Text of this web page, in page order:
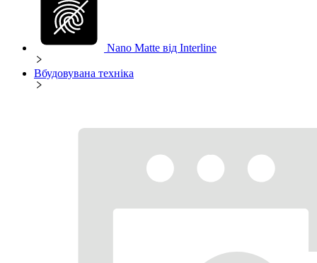
Nano Matte від Interline
Вбудовувана техніка